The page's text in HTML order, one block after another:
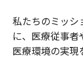
私たちのミッシ
に、医療従事
医療環境の実現